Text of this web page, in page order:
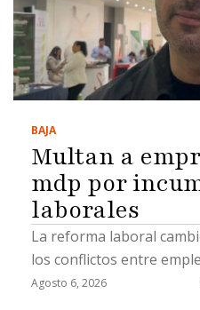
BAJA
Multan a
mdp por
laborales
La reforma laboral
los conflictos entre
Agosto 6, 2026